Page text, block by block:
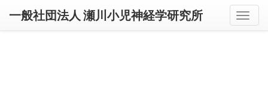
グ
ロ
一般社団法人 瀬川小児神経学研究所